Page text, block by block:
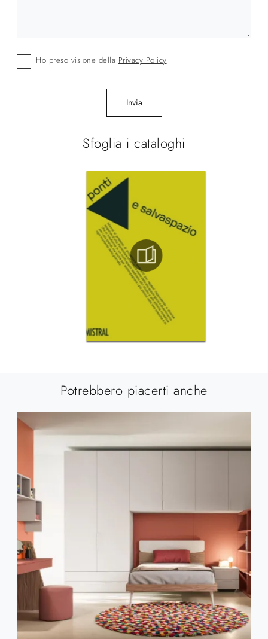
Sfoglia i cataloghi
Ho preso visione della Privacy Policy
Invia
Potrebbero piacerti anche